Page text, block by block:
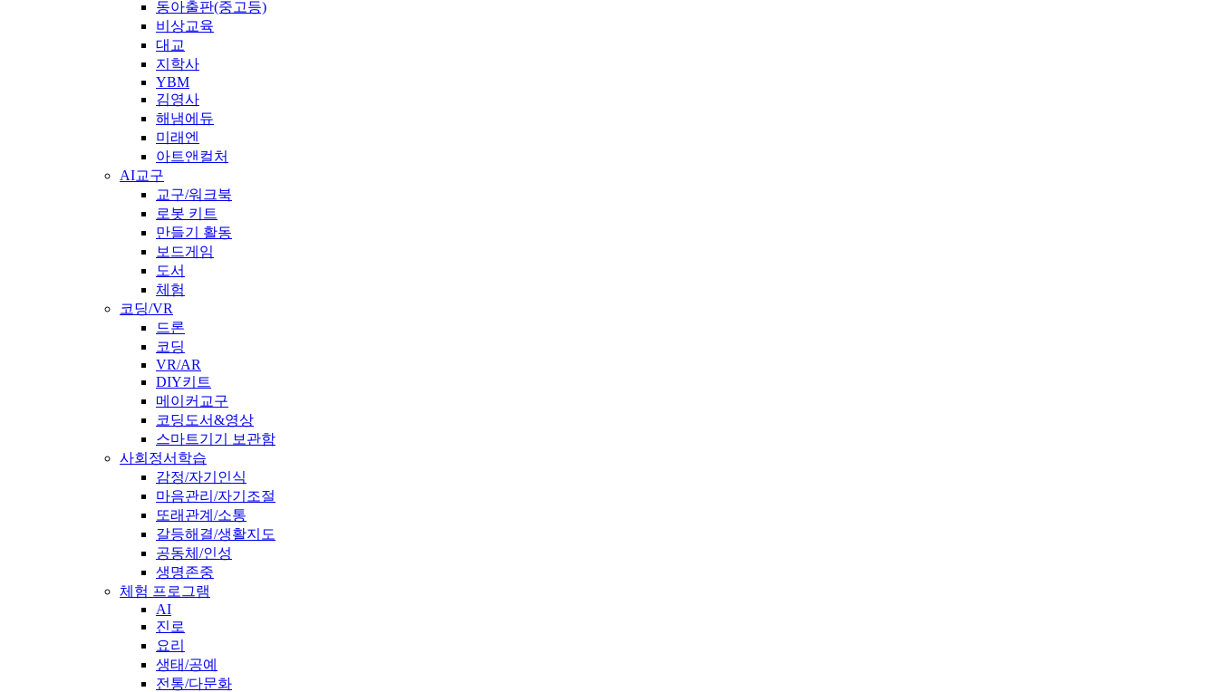
동아출판(중고등)
비상교육
대교
지학사
YBM
김영사
해냄에듀
미래엔
아트앤컬처
AI교구
교구/워크북
로봇 키트
만들기 활동
보드게임
도서
체험
코딩/VR
드론
코딩
VR/AR
DIY키트
메이커교구
코딩도서&영상
스마트기기 보관함
사회정서학습
감정/자기인식
마음관리/자기조절
또래관계/소통
갈등해결/생활지도
공동체/인성
생명존중
체험 프로그램
AI
진로
요리
생태/공예
전통/다문화